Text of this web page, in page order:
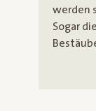
werden
Sogar